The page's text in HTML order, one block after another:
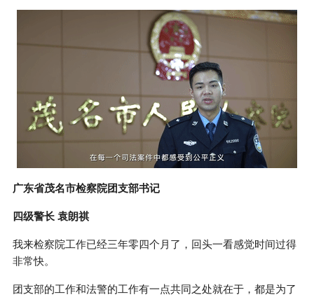
广东省茂名市检察院团支部书记
四级警长 袁朗祺
我来检察院工作已经三年零四个月了，回头一看感觉时间过得
非常快。
团支部的工作和法警的工作有一点共同之处就在于，都是为了